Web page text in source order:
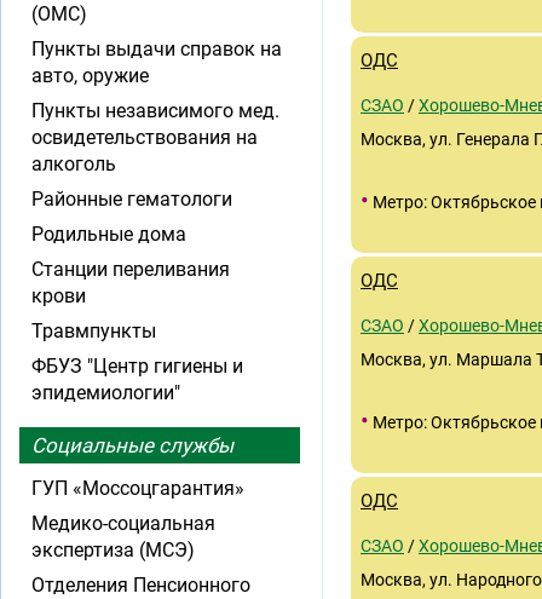
ОДС
СЗАО /Хорошево-
Москва, ул. Генерала
• Метро: Октябрьское
ОДС
СЗАО /Хорошево-
Москва, ул. Маршала
• Метро: Октябрьское
ОДС
СЗАО /Хорошево-
Москва, ул.
(ОМС)
Пункты выдачи справок на
авто, оружие
Пункты независимого мед.
освидетельствования на
алкоголь
Районные гематологи
Родильные дома
Станции переливания
крови
Травмпункты
ФБУЗ "Центр гигиены и
эпидемиологии"
Социальные службы
ГУП «Моссоцгарантия»
Медико-социальная
экспертиза (МСЭ)
Отделения Пенсионного